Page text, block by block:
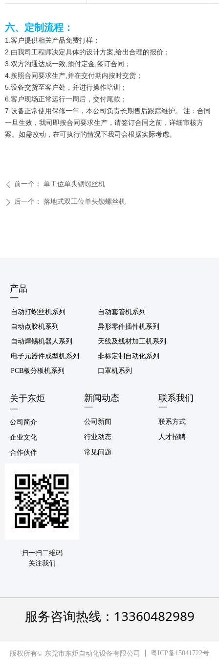
六、定制流程：
1.客户提供相关产品免费打样；
2.由我司工程师决定具体的设计方案,给出合理的报价；
3.双方沟通达成一致,预付定金,签订合同；
4.按照合同要求生产,并在交付期内按时交货；
5.设备交货至客户处，并进行操作培训；
6.客户现场正常运行一周后，交付尾款；
7.设备正常使用保修一年，本公司负责长期售后跟踪维护。 注：合同
一旦生效，我司即按合同要求生产，请签订合同之前，详细审核方
案。如需改动，在可执行的情况下我司会根据实际考虑。
ꄴ 前一个： 单工位单头锁螺丝机
ꄲ 后一个： 落地式双工位单头锁螺丝机
扫一扫二维码
关注我们
公司简介
企业文化
合作伙伴
关于东炬
—
公司新闻
行业动态
常见问题
新闻动态
—
联系方式
人才招聘
联系我们
—
自动打螺丝机系列
自动点胶机系列
自动焊锡机器人系列
电子元器件成型机系列
PCB板分板机系列
产品
—
自动套管机系列
异形零件插件机系列
天线及线材加工机系列
非标定制自动化系列
口罩机系列
服务咨询热线：13360482989
版权所有© 东莞市东炬自动化设备有限公司 粤ICP备15041722号